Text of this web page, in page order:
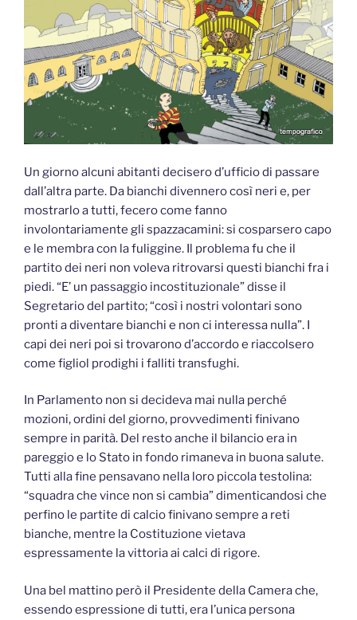
Un giorno alcuni abitanti decisero d’ufficio di passare
dall’altra parte. Da bianchi divennero così neri e, per
mostrarlo a tutti, fecero come fanno
involontariamente gli spazzacamini: si cosparsero capo
e le membra con la fuliggine. Il problema fu che il
partito dei neri non voleva ritrovarsi questi bianchi fra i
piedi. “E’ un passaggio incostituzionale” disse il
Segretario del partito; “così i nostri volontari sono
pronti a diventare bianchi e non ci interessa nulla”. I
capi dei neri poi si trovarono d’accordo e riaccolsero
come figliol prodighi i falliti transfughi.
In Parlamento non si decideva mai nulla perché
mozioni, ordini del giorno, provvedimenti finivano
sempre in parità. Del resto anche il bilancio era in
pareggio e lo Stato in fondo rimaneva in buona salute.
Tutti alla fine pensavano nella loro piccola testolina:
“squadra che vince non si cambia” dimenticandosi che
perfino le partite di calcio finivano sempre a reti
bianche, mentre la Costituzione vietava
espressamente la vittoria ai calci di rigore.
Una bel mattino però il Presidente della Camera che,
essendo espressione di tutti, era l’unica persona